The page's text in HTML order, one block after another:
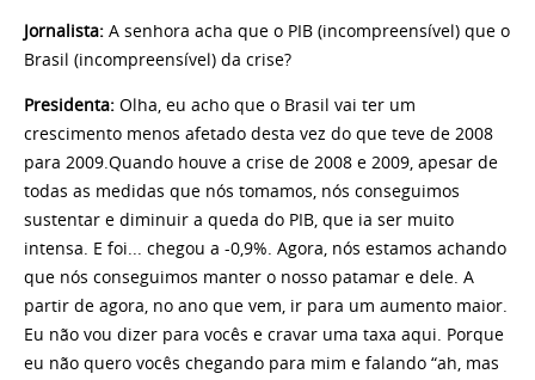
Jornalista: A senhora acha que o PIB (incompreensível) que o
Brasil (incompreensível) da crise?
Presidenta: Olha, eu acho que o Brasil vai ter um
crescimento menos afetado desta vez do que teve de 2008
para 2009.Quando houve a crise de 2008 e 2009, apesar de
todas as medidas que nós tomamos, nós conseguimos
sustentar e diminuir a queda do PIB, que ia ser muito
intensa. E foi... chegou a -0,9%. Agora, nós estamos achando
que nós conseguimos manter o nosso patamar e dele. A
partir de agora, no ano que vem, ir para um aumento maior.
Eu não vou dizer para vocês e cravar uma taxa aqui. Porque
eu não quero vocês chegando para mim e falando “ah, mas